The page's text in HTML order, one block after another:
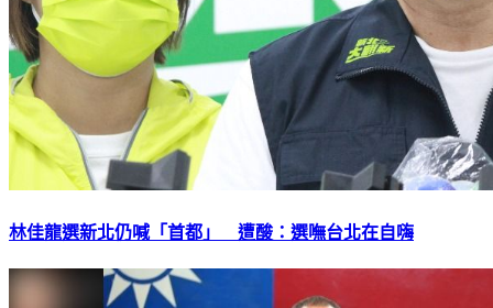
林佳龍選新北仍喊「首都」 遭酸：選嘸台北在自嗨